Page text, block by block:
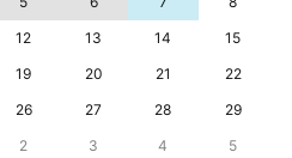
12 13 14
15
19 20 21
22
26 27 28
29
2 3 4 5